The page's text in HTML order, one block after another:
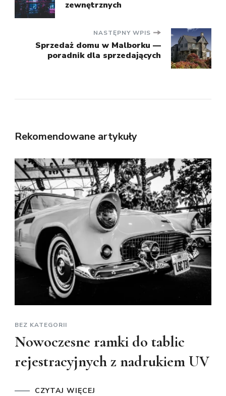
wpisuzewnętrznych
NASTĘPNY WPIS
Sprzedaż domu w Malborku —
poradnik dla sprzedających
Rekomendowane artykuły
BEZ KATEGORII
Nowoczesne ramki do tablic
rejestracyjnych z nadrukiem UV
CZYTAJ WIĘCEJ